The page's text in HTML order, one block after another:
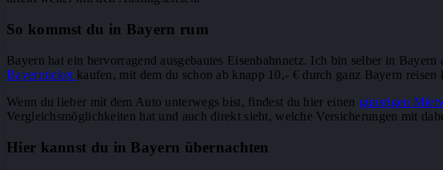
So kommst du in Bayern rum
Bayern hat ein hervorragend ausgebautes Eisenbahnnetz. Ich bin selber in
Bayernticket kaufen, mit dem du schon ab knapp 10,- € durch ganz Bayern reisen
Wenn du lieber mit dem Auto unterwegs bist, findest du hier einen günstigen
Vergleichsmöglichkeiten hat und auch direkt sieht, welche Versicherungen mit
Hier kannst du in Bayern übernachten